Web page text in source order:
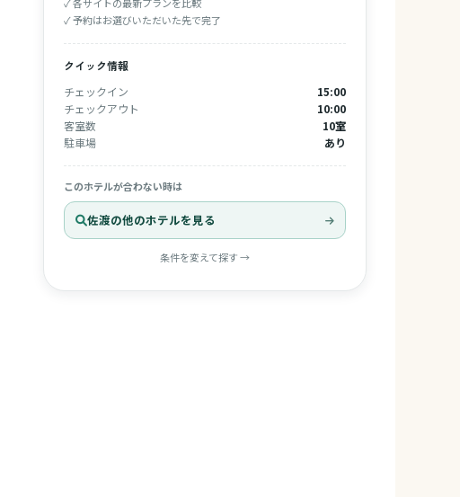
✓ 予約はお選びいただいた先で完了
クイック情報
チェックイン
15:00
チェックアウト
10:00
客室数
10室
駐車場
あり
このホテルが合わない時は
佐渡の他のホテルを見る
条件を変えて探す →